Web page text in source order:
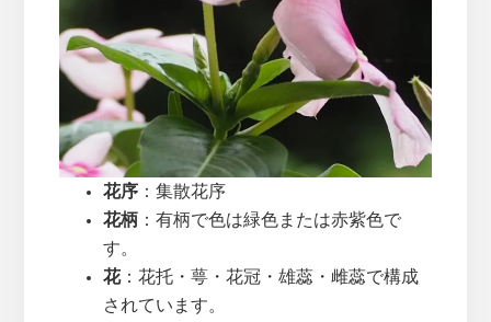
花序：集散花序
花柄 ：有柄で色は緑色または赤紫色で
す。
花：花托・萼・花冠・雄蕊・雌蕊で構成
されています。